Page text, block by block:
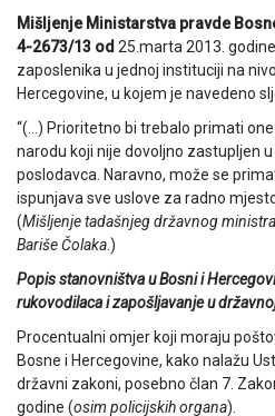
Mišljenje Ministarstva pravde
4-2673/13 od 25.marta 2013.
zaposlenika u jednoj instituciji na
Hercegovine, u kojem je navedeno
“(…) Prioritetno bi trebalo primati
narodu koji nije dovoljno zastupljen
poslodavca. Naravno, može se
ispunjava sve uslove za radno
(Mišljenje tadašnjeg državnog
Bariše Čolaka.)
Popis stanovništva u Bosni i
rukovodilaca i zapošljavanje u
Procentualni omjer koji moraju
Bosne i Hercegovine, kako nalažu
državni zakoni, posebno član 7.
godine (osim policijskih organa).